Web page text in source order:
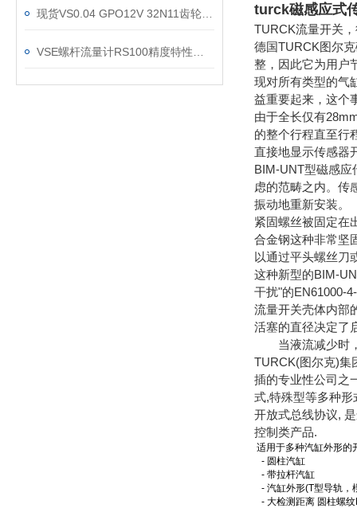
turck磁感应式
TURCK流量开关
德国TURCK图尔
整，因此它为用户
现对所有类型的气
益重要起来，这个
由于全长仅有
的整个行程直至行
直接地显示传感器
BIM-UNT型磁感应
虑的范畴之内。传
振动地重新安装。
紧固螺丝被固定在
合金钢这种非常坚
以通过平头螺丝刀
这种新型的BIM-
干扰"的EN61000-
流量开关壳体内部
活塞的直径决定了
当液流减少时，
TURCK(图尔克)集
插的专业性公司之
式,特殊型等多种
开放式总线协议,
控制类产品.
适用于多种汽缸外形的
- 圆柱汽缸
- 带拉杆汽缸
- 汽缸外形(T型导轨，
- 大检测距离 圆柱螺